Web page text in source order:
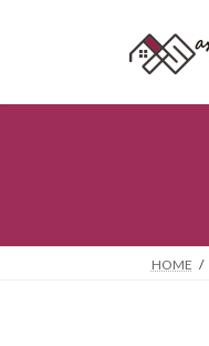
プ
動
HOME